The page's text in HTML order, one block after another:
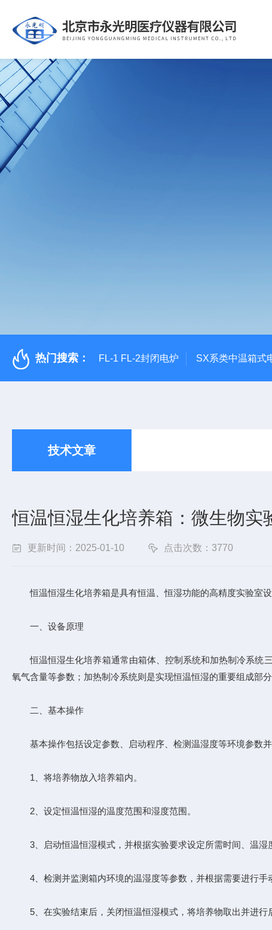
热门搜索： FL-1 FL-2封闭电炉 SX系类中温箱式
技术文章
恒温恒湿生化培养箱：微生物实
更新时间：2025-01-10 点击次数：3770
恒温恒湿生化培养箱是具有恒温、恒湿功能的高精度实验室设
一、设备原理
恒温恒湿生化培养箱通常由箱体、控制系统和加热制冷系统三
氧气含量等参数；加热制冷系统则是实现恒温恒湿的重要组成部
二、基本操作
基本操作包括设定参数、启动程序、检测温湿度等环境参数并
1、将培养物放入培养箱内。
2、设定恒温恒湿的温度范围和湿度范围。
3、启动恒温恒湿模式，并根据实验要求设定所需时间、温湿
4、检测并监测箱内环境的温湿度等参数，并根据需要进行手
5、在实验结束后，关闭恒温恒湿模式，将培养物取出并进行